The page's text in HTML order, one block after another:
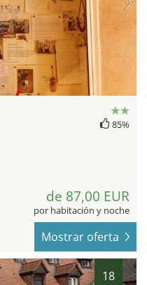
85%
de 87,00 EUR
por habitación y noche
Mostrar oferta
18